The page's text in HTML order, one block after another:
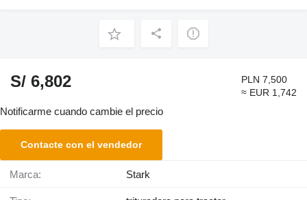
S/ 6,802
PLN 7,500
≈ EUR 1,742
Notificarme cuando cambie el precio
Contacte con el vendedor
Marca: Stark